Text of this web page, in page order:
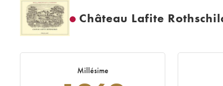
Château Lafite
Millésime